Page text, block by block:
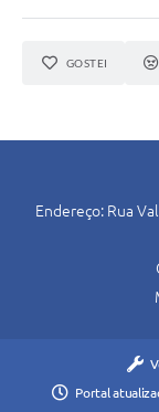
GOSTEI
Endereço: Rua
Portal